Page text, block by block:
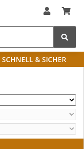
SCHNELL & SICHER